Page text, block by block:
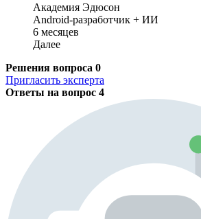
Академия Эдюсон
Android-разработчик + ИИ
6 месяцев
Далее
Решения вопроса 0
Пригласить эксперта
Ответы на вопрос 4